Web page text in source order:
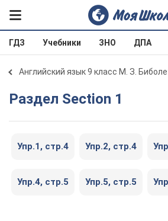
ГДЗ Учебники ЗНО ДПА
Английский язык 9 класс М. З.
Раздел Section 1
Упр.1, cтр.4 Упр.2, cтр.4
Упр.4, cтр.5 Упр.5, cтр.5